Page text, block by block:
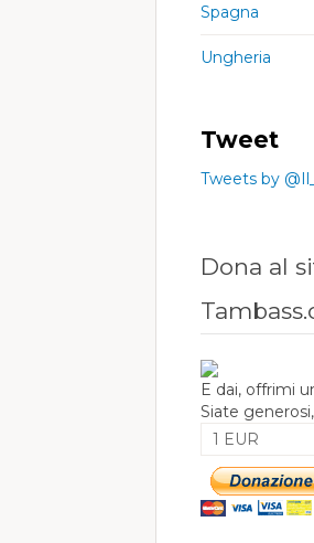
Spagna
Ungheria
Tweet
Tweets by
Dona al
E dai, offrimi
Siate